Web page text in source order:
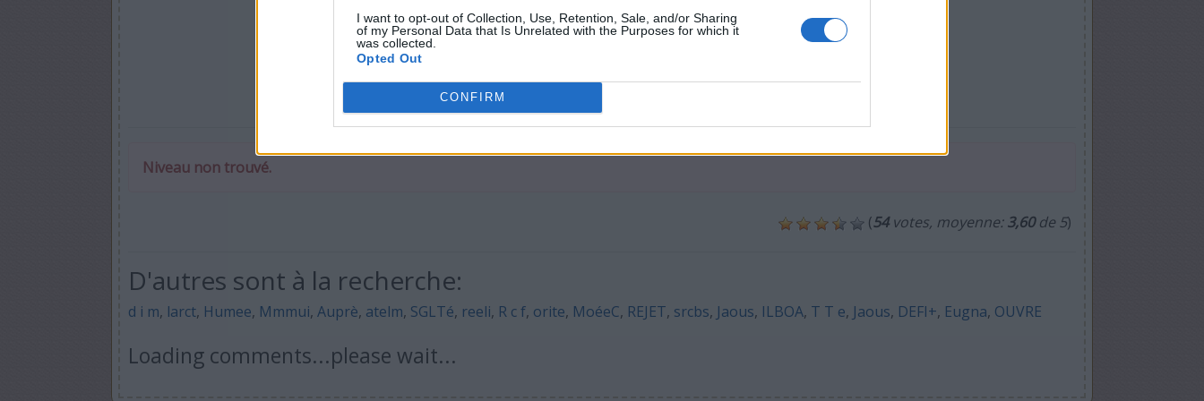
I want to opt-out of Collection, Use, Retention, Sale, and/or Sharing
of my Personal Data that Is Unrelated with the Purposes for which it
was collected.
Opted Out
CONFIRM
Niveau non trouvé.
(54votes, moyenne:3,60de 5)
D'autres sont à la recherche:
d i m, larct, Humee, Mmmui, Auprè, atelm, SGLTé, reeli, R c f, orite, MoéeC, REJET, srcbs, Jaous, ILBOA, T T e, Jaous, DEFI+, Eugna, OUVRE
Loading comments...please wait...